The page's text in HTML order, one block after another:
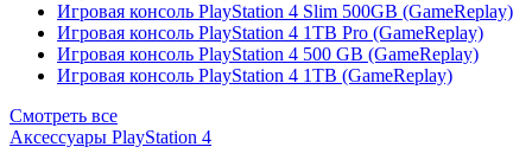
Игровая консоль PlayStation 4 Slim 500GB (GameReplay)
Игровая консоль PlayStation 4 1TB Pro (GameReplay)
Игровая консоль PlayStation 4 500 GB (GameReplay)
Игровая консоль PlayStation 4 1TB (GameReplay)
Смотреть все
Аксессуары PlayStation 4